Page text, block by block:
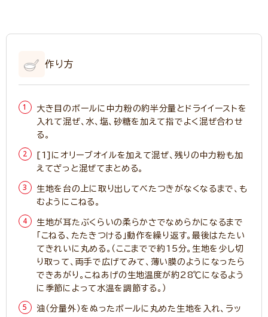
作り方
大き目のボールに中力粉の約半分量とドライイーストを
入れて混ぜ、水、塩、砂糖を加えて指でよく混ぜ合わせ
る。
[1]にオリーブオイルを加えて混ぜ、残りの中力粉も加
えてざっと混ぜてまとめる。
生地を台の上に取り出してべたつきがなくなるまで、も
むようにこねる。
生地が耳たぶくらいの柔らかさでなめらかになるまで
「こねる、たたきつける」動作を繰り返す。最後はたたい
てきれいに丸める。（ここまでで約15分。生地を少し切
り取って、両手で広げてみて、薄い膜のようになったら
できあがり。こねあげの生地温度が約28℃になるよう
に季節によって水温を調節する。）
油（分量外）をぬったボールに丸めた生地を入れ、ラッ